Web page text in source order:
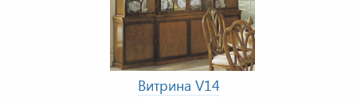
Витрина V14